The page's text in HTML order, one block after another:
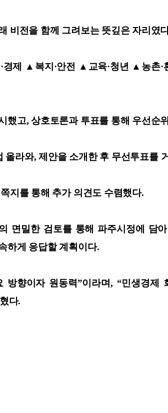
비전을 함께 그려보는 뜻깊은 자리였
제 ▲복지·안전 ▲교육·청년 ▲농촌
고, 상호토론과 투표를 통해 우선순
라와, 제안을 소개한 후 무선투표를
지를 통해 추가 의견도 수렴했다.
면밀한 검토를 통해 파주시정에 담
하게 응답할 계획이다.
향이자 원동력”이라며, “민생경
다.